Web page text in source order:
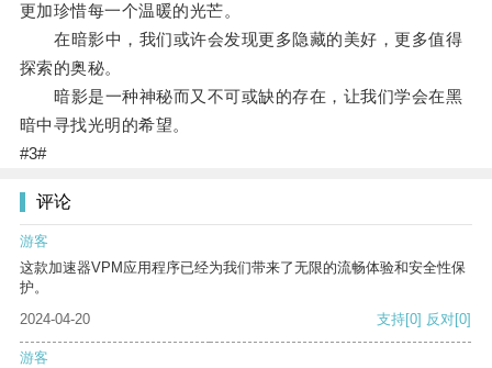
更加珍惜每一个温暖的光芒。
在暗影中，我们或许会发现更多隐藏的美好，更多值得
探索的奥秘。
暗影是一种神秘而又不可或缺的存在，让我们学会在黑
暗中寻找光明的希望。
#3#
评论
游客
这款加速器VPM应用程序已经为我们带来了无限的流畅体验和安全性保
护。
2024-04-20
支持[0] 反对[0]
游客